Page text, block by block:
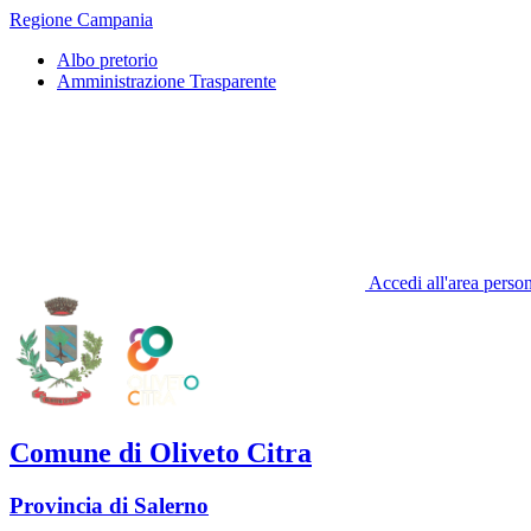
Regione Campania
Albo pretorio
Amministrazione Trasparente
Accedi all'area
Comune di Oliveto Citra
Provincia di Salerno